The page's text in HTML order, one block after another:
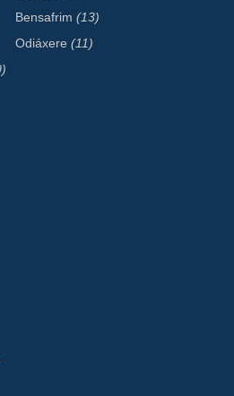
Bensafrim(13)
Odiáxere(11)